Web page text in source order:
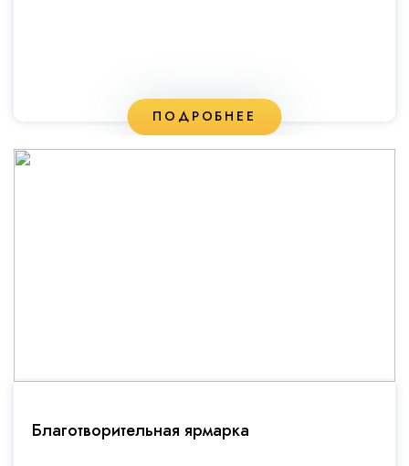
ПОДРОБНЕЕ
Благотворительная ярмарка